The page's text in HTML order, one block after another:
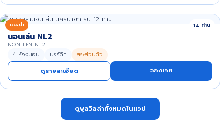
แนะนำ 12 ท่าน
นอนเล่น NL2
NON LEN NL2
4 ห้องนอน นอร์ดิก สระส่วนตัว
ดูรายละเอียด จองเลย
ดูพูลวิลล่าทั้งหมดในแอป